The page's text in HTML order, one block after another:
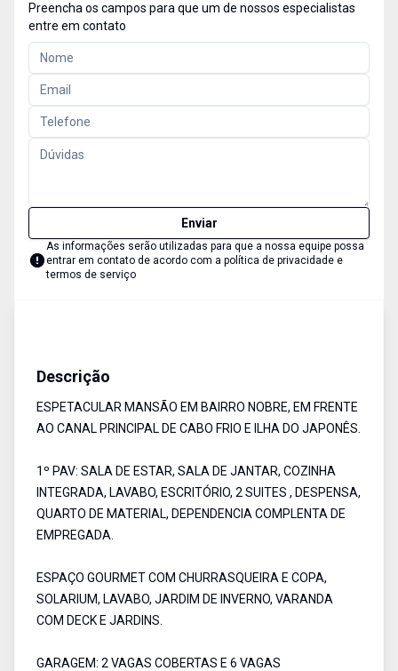
Preencha os campos para que um de nossos especialistas
entre em contato
Enviar
As informações serão utilizadas para que a nossa equipe possa
entrar em contato de acordo com a política de privacidade e
termos de serviço
Descrição
ESPETACULAR MANSÃO EM BAIRRO NOBRE, EM FRENTE
AO CANAL PRINCIPAL DE CABO FRIO E ILHA DO JAPONÊS.
1º PAV: SALA DE ESTAR, SALA DE JANTAR, COZINHA
INTEGRADA, LAVABO, ESCRITÓRIO, 2 SUITES , DESPENSA,
QUARTO DE MATERIAL, DEPENDENCIA COMPLENTA DE
EMPREGADA.
ESPAÇO GOURMET COM CHURRASQUEIRA E COPA,
SOLARIUM, LAVABO, JARDIM DE INVERNO, VARANDA
COM DECK E JARDINS.
GARAGEM: 2 VAGAS COBERTAS E 6 VAGAS